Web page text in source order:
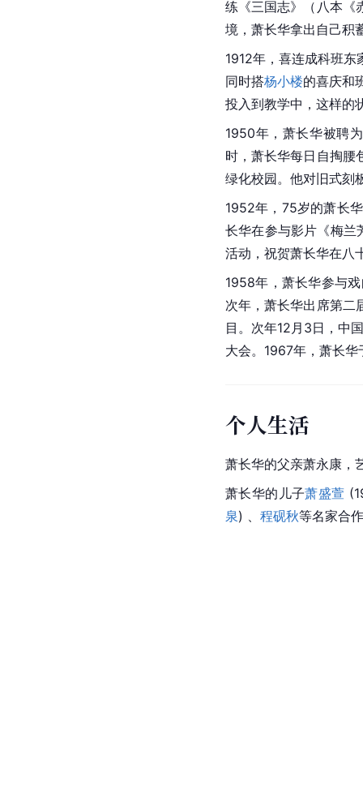
练《三国志》（八本《
境，萧长华拿出自己积
1912年，喜连成科班东
同时搭杨小楼的喜庆和
投入到教学中，这样的
1950年，萧长华被聘
时，萧长华每日自掏腰
绿化校园。他对旧式刻
1952年，75岁的萧长
长华在参与影片《梅兰
活动，祝贺萧长华在八
1958年，萧长华参与
次年，萧长华出席第二
目。次年12月3日，中
大会。1967年，萧长
个人生活
萧长华的父亲萧永康，
萧长华的儿子萧盛萱
泉) 、 程砚秋等名家合